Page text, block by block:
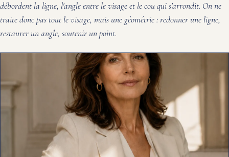
débordent la ligne, l'angle entre le visage et le cou qui s'arrondit. On ne
traite donc pas tout le visage, mais une géométrie : redonner une ligne,
restaurer un angle, soutenir un point.